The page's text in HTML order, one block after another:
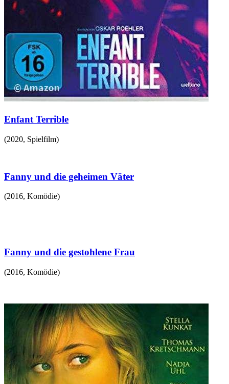
Enfant Terrible
(2020, Spielfilm)
Fanny und die geheimen Väter
(2016, Komödie)
Fanny und die gestohlene Frau
(2016, Komödie)